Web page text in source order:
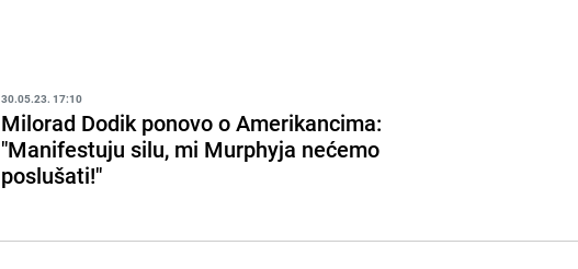
30.05.23. 17:10
Milorad Dodik ponovo o Amerikancima:
"Manifestuju silu, mi Murphyja nećemo
poslušati!"